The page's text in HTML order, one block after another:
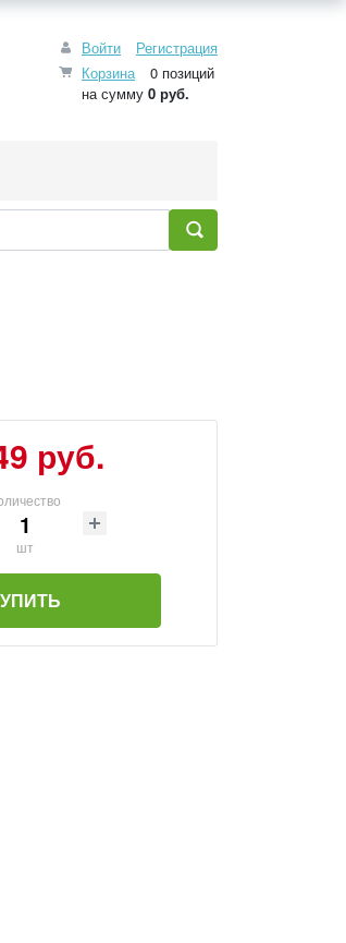
Войти
Регистрация
Корзина
0 позиций
на сумму 0 руб.
руб.
шт